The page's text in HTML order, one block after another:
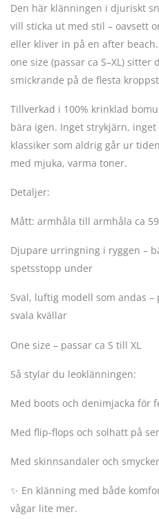
Den här klänningen i djuriskt
vill sticka ut med stil – oavsett
eller kliver in på en after
one size (passar ca S–XL)
smickrande på de flesta
Tillverkad i 100% krinklad
bära igen. Inget strykjärn,
klassiker som aldrig går ur
med mjuka, varma toner.
Detaljer:
Mått: armhåla till armhåla ca
Djupare urringning i ryggen –
spetsstopp under
Sval, luftig modell som andas
svala kvällar
One size – passar ca S till XL
Så stylar du leoklänningen:
Med boots och denimjacka för
Med flip-flops och solhatt på
Med skinnsandaler och
✨ En klänning med både
vågar lite mer.